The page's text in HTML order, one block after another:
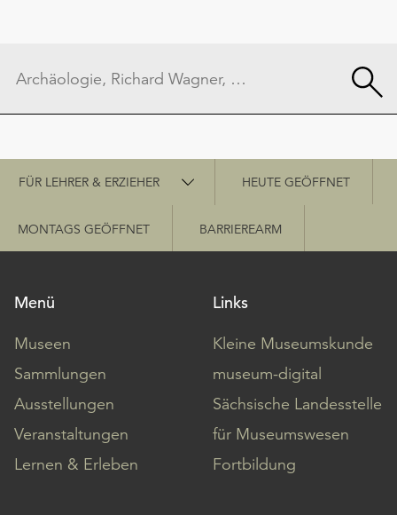
Schnellzugriff
FÜR LEHRER & ERZIEHER HEUTE GEÖFFNET
MONTAGS GEÖFFNET BARRIEREARM
Menü
Museen
Sammlungen
Ausstellungen
Veranstaltungen
Lernen & Erleben
Links
Kleine Museumskunde
museum-digital
Sächsische Landesstelle
für Museumswesen
Fortbildung